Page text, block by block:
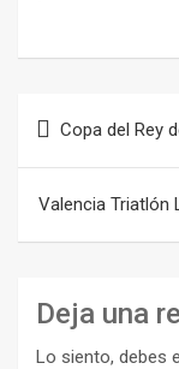
de
Copa del Rey
Valencia Triatlón
Deja una
Lo siento, debes